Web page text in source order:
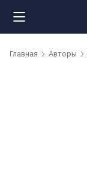
Поиск
Главная Авторы